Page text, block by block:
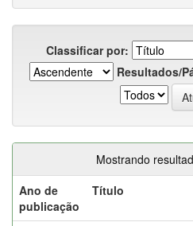
Classificar por:
Resultados/
Mostrando
Ano de
publicação
Título